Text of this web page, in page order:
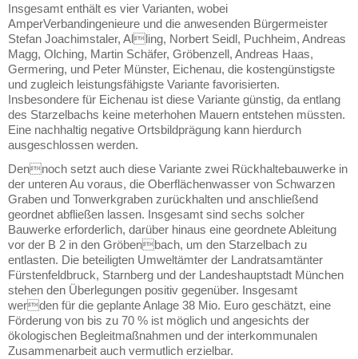
Insgesamt enthält es vier Varianten, wobei
AmperVerbandingenieure und die anwesenden Bürgermeister
Stefan Joachimstaler, Alling, Norbert Seidl, Puchheim, Andreas
Magg, Olching, Martin Schäfer, Gröbenzell, Andreas Haas,
Germering, und Peter Münster, Eichenau, die kostengünstigste
und zugleich leistungsfähigste Variante favorisierten.
Insbesondere für Eichenau ist diese Variante günstig, da entlang
des Starzelbachs keine meterhohen Mauern entstehen müssten.
Eine nachhaltig negative Ortsbildprägung kann hierdurch
ausgeschlossen werden.
Dennoch setzt auch diese Variante zwei Rückhaltebauwerke in
der unteren Au voraus, die Oberflächenwasser von Schwarzen
Graben und Tonwerkgraben zurückhalten und anschließend
geordnet abfließen lassen. Insgesamt sind sechs solcher
Bauwerke erforderlich, darüber hinaus eine geordnete Ableitung
vor der B 2 in den Gröbenbach, um den Starzelbach zu
entlasten. Die beteiligten Umweltämter der Landratsamtänter
Fürstenfeldbruck, Starnberg und der Landeshauptstadt München
stehen den Überlegungen positiv gegenüber. Insgesamt
werden für die geplante Anlage 38 Mio. Euro geschätzt, eine
Förderung von bis zu 70 % ist möglich und angesichts der
ökologischen Begleitmaßnahmen und der interkommunalen
Zusammenarbeit auch vermutlich erzielbar.